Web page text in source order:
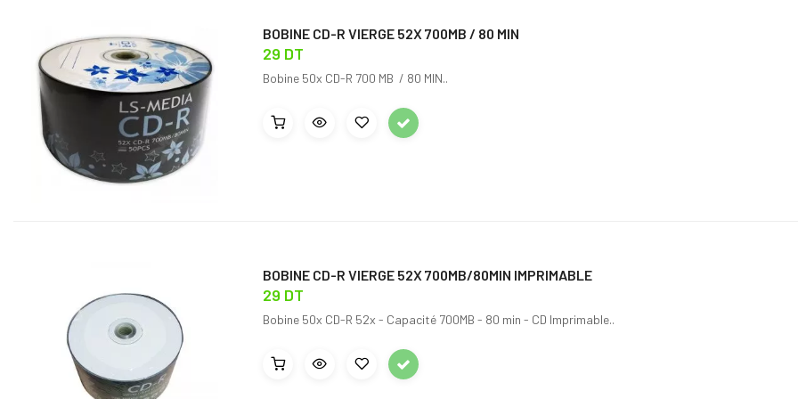
BOBINE CD-R VIERGE 52X 700MB / 80 MIN
29 DT
Bobine 50x CD-R 700 MB / 80 MIN..
BOBINE CD-R VIERGE 52X 700MB/80MIN IMPRIMABLE
29 DT
Bobine 50x CD-R 52x - Capacité 700MB - 80 min - CD Imprimable..